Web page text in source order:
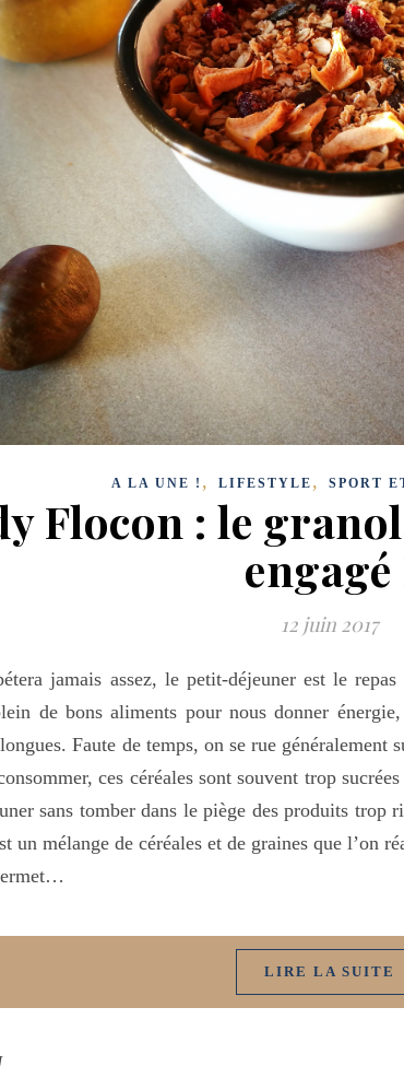
A LA UNE ! , LIFESTYLE , SPORT
Flocon : le
engagé
12 juin 2017
jamais assez, le petit-déjeuner est le
de bons aliments pour nous donner
Faute de temps, on se rue généralement
ces céréales sont souvent trop
sans tomber dans le piège des produits trop
un mélange de céréales et de graines que l’on
LIRE LA SUITE